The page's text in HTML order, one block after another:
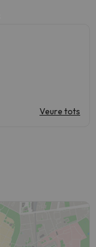
Veure tots